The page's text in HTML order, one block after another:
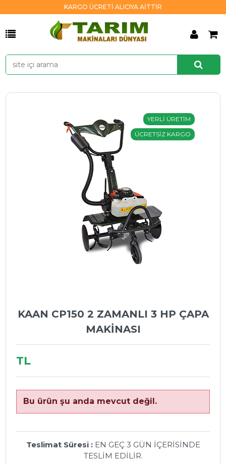
KARGO ÜCRETİ ALICIYA AİTTİR
YERLİ ÜRETİM
ÜCRETSİZ KARGO
KAAN CP150 2 ZAMANLI 3 HP ÇAPA
MAKİNASI
TL
Bu ürün şu anda mevcut değil.
Teslimat Süresi : EN GEÇ 3 GÜN İÇERİSİNDE
TESLİM EDİLİR.